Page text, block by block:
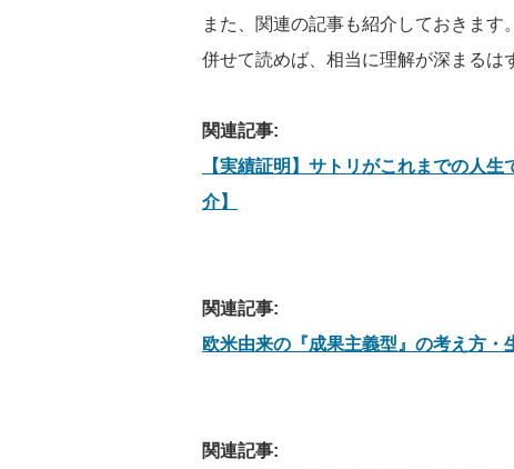
また、関連の記事も紹介しておきます。
併せて読めば、相当に理解が深まるは
関連記事:
【実績証明】サトリがこれまでの人
介】
関連記事:
欧米由来の『成果主義型』の考え方・
関連記事: